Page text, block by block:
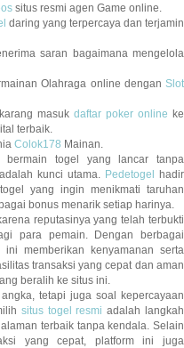
situs resmi agen Game online.
daring yang terpercaya dan terjamin
saran bagaimana mengelola
Olahraga online dengan Slot
masuk daftar poker online ke
terbaik.
Colok178 Mainan.
bermain togel yang lancar tanpa
kunci utama. Pedetogel hadir
yang ingin menikmati taruhan
bonus menarik setiap harinya.
reputasinya yang telah terbukti
para pemain. Dengan berbagai
memberikan kenyamanan serta
transaksi yang cepat dan aman
beralih ke situs ini.
tetapi juga soal kepercayaan
situs togel resmi adalah langkah
terbaik tanpa kendala. Selain
yang cepat, platform ini juga